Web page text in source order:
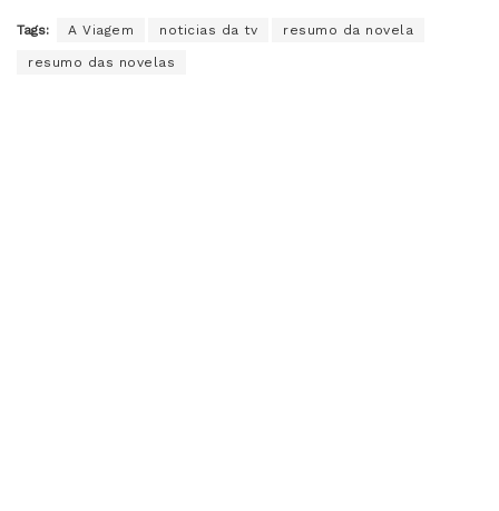
Tags: A Viagem noticias da tv resumo da novela
resumo das novelas